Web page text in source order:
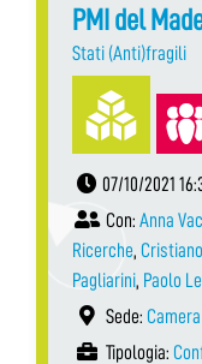
PMI del
Stati (Anti)fragili
07/10/2021
Con: Anna
Ricerche,
Pagliarini, Paolo
Sede:
Tipologia: